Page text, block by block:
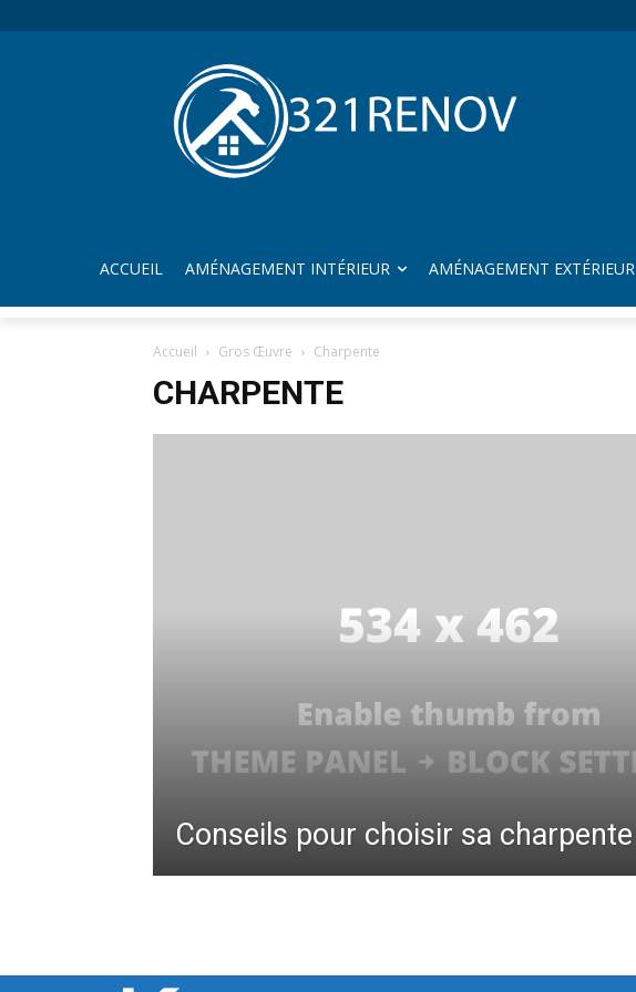
ACCUEIL AMÉNAGEMENT INTÉRIEUR AMÉNAGEMENT EXTÉRIEUR
Accueil Gros Œuvre Charpente
CHARPENTE
Conseils pour choisir sa charpente